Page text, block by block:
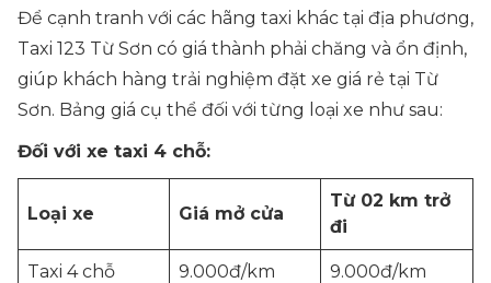
Để cạnh tranh với các hãng taxi khác tại địa phương,
Taxi 123 Từ Sơn có giá thành phải chăng và ổn định,
giúp khách hàng trải nghiệm đặt xe giá rẻ tại Từ
Sơn. Bảng giá cụ thể đối với từng loại xe như sau:
Đối với xe taxi 4 chỗ:
Loại xe Giá mở cửa
Từ 02 km trở
đi
Taxi 4 chỗ 9.000đ/km 9.000đ/km